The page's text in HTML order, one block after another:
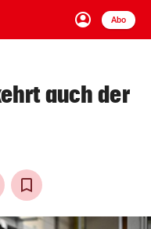
account_circle
Anmelden
Abo
close Schließen
arrow_right
auch der